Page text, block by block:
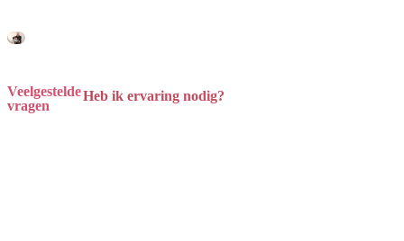
Veelgestelde
vragen
Heb ik ervaring nodig?